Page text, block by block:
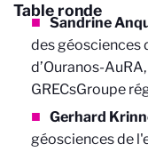
Table ronde
Sandrine
des géosciences
d’Ouranos-
GRECsGroupe
Gerhard
géosciences de